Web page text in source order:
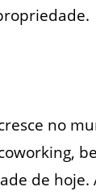
no
de hoje.